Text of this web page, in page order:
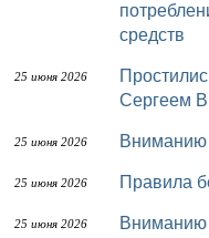
средств
25 июня 2026
Простились с рядовым Матроскиным
Сергеем
25 июня 2026
25 июня 2026 Правила
25 июня 2026